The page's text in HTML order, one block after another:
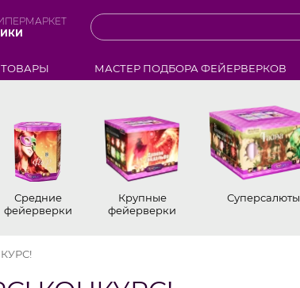
МАСТЕР ПОДБОРА ФЕЙЕРВЕРКОВ
Средние
фейерверки
Крупные
фейерверки
Суперсалюты